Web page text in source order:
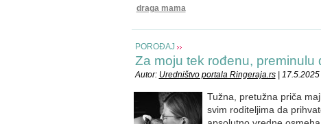
draga mama
POROĐAJ
Za moju tek rođenu, preminulu
Autor: Uredništvo portala Ringeraja.rs| 17.5.2025
Tužna, pretužna priča
svim roditeljima da